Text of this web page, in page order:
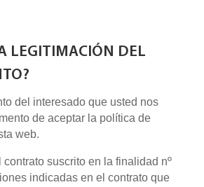
LEGITIMACIÓN DEL
del interesado que usted nos
de aceptar la política de
web.
suscrito en la finalidad nº
indicadas en el contrato que